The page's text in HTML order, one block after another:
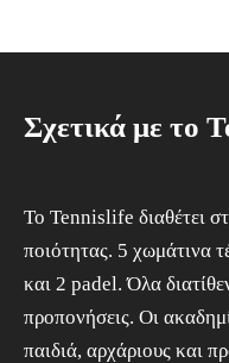
Σχετικά με το
To Tennislife διαθέτει
ποιότητας. 5 χωμάτινα
και 2 padel. Όλα
προπονήσεις. Οι
παιδιά, αρχάριους και